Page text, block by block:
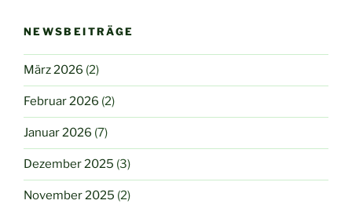
NEWSBEITRÄGE
März 2026 (2)
Februar 2026 (2)
Januar 2026 (7)
Dezember 2025 (3)
November 2025 (2)